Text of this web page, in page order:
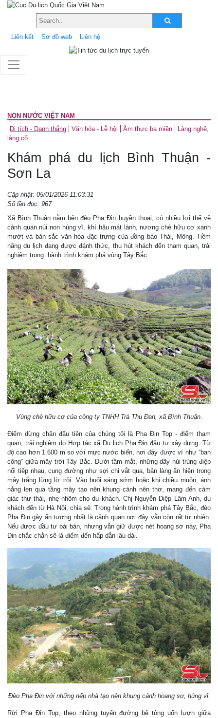
Liên kết Sơ đồ web Liên hệ
NON NƯỚC VIỆT NAM
Di tích - Danh thắng
Văn hóa - Lễ hội Ẩm thực ba miền
Làng nghề,
làng cổ
Khám phá du lịch Bình Thuận -
Sơn La
Cập nhật: 05/01/2026 11:03:31
Số lần đọc: 967
Xã Bình Thuận nằm bên đèo Pha Đin huyền thoại, có nhiều lợi thế về
cảnh quan núi non hùng vĩ, khí hậu mát lành, nương chè hữu cơ xanh
mướt và bản sắc văn hóa đặc trưng của đồng bào Thái, Mông. Tiềm
năng du lịch đang được đánh thức, thu hút khách đến tham quan, trải
nghiệm trong hành trình khám phá vùng Tây Bắc.
Vùng chè hữu cơ của công ty TNHH Trà Thu Đan, xã Bình Thuận.
Điểm dừng chân đầu tiên của chúng tôi là Pha Đin Top - điểm tham
quan, trải nghiệm do Hợp tác xã Du lịch Pha Đin đầu tư xây dựng. Từ
độ cao hơn 1.600 m so với mực nước biển, nơi đây được ví như “ban
công” giữa mây trời Tây Bắc. Dưới tầm mắt, những dãy núi trùng điệp
nối tiếp nhau, cung đường như sợi chỉ vắt qua, bản làng ẩn hiện trong
mây trắng lững lờ trôi. Vào buổi sáng sớm hoặc khi chiều muộn, ánh
nắng len qua tầng mây tạo nên khung cảnh nên thơ, mang đến cảm
giác thư thái, nhẹ nhõm cho du khách. Chị Nguyễn Diệp Lâm Anh, du
khách đến từ Hà Nội, chia sẻ: Trong hành trình khám phá Tây Bắc, đèo
Pha Đin gây ấn tượng nhất là cảnh quan nơi đây vẫn còn rất tự nhiên.
Nếu được đầu tư bài bản, nhưng vẫn giữ được nét hoang sơ này, Pha
Đin chắc chắn sẽ là điểm đến hấp dẫn lâu dài.
Đèo Pha Đin với những nếp nhà tạo nên khung cảnh hoang sơ, hùng vĩ.
Rời Pha Đin Top, theo những tuyến đường bê tông uốn lượn giữa